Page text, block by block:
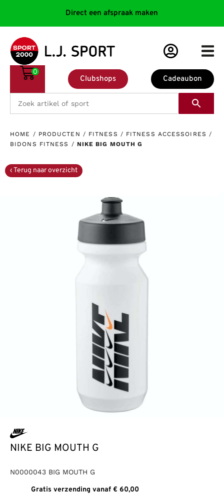
Direct een afspraak maken
Cadeaubon
Clubshops
0
HOME / PRODUCTEN / FITNESS / FITNESS ACCESSOIRES /
BIDONS FITNESS / NIKE BIG MOUTH G
NIKE BIG MOUTH G
N0000043 BIG MOUTH G
Gratis verzending vanaf € 60,00